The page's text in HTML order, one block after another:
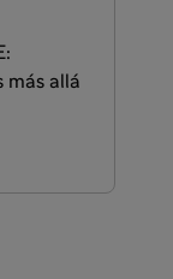
más allá